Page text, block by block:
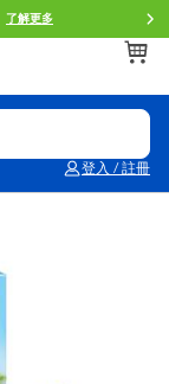
了解更多
登入 / 註冊